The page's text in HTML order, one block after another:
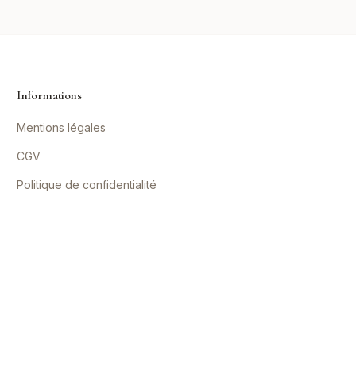
Informations
Mentions légales
CGV
Politique de confidentialité